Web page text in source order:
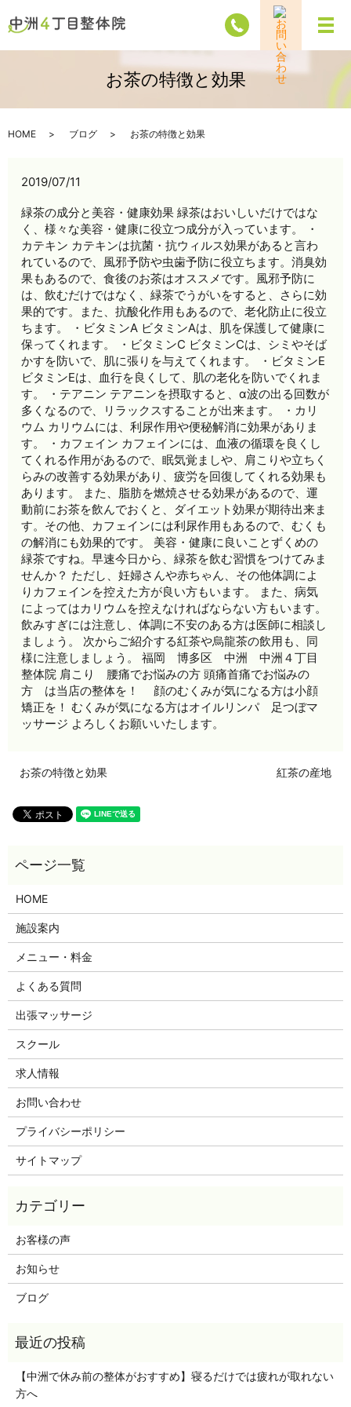
メ
お茶の特徴と効果
HOME ブログ お茶の特徴と効果
2019/07/11
緑茶の成分と美容・健康効果 緑茶はおいしいだけではな
く、様々な美容・健康に役立つ成分が入っています。 ・
カテキン カテキンは抗菌・抗ウィルス効果があると言わ
れているので、風邪予防や虫歯予防に役立ちます。消臭効
果もあるので、食後のお茶はオススメです。風邪予防に
は、飲むだけではなく、緑茶でうがいをすると、さらに効
果的です。また、抗酸化作用もあるので、老化防止に役立
ちます。 ・ビタミンA ビタミンAは、肌を保護して健康に
保ってくれます。 ・ビタミンC ビタミンCは、シミやそば
かすを防いで、肌に張りを与えてくれます。 ・ビタミンE
ビタミンEは、血行を良くして、肌の老化を防いでくれま
す。 ・テアニン テアニンを摂取すると、α波の出る回数が
多くなるので、リラックスすることが出来ます。 ・カリ
ウム カリウムには、利尿作用や便秘解消に効果がありま
す。 ・カフェイン カフェインには、血液の循環を良くし
てくれる作用があるので、眠気覚ましや、肩こりや立ちく
らみの改善する効果があり、疲労を回復してくれる効果も
あります。 また、脂肪を燃焼させる効果があるので、運
動前にお茶を飲んでおくと、ダイエット効果が期待出来ま
す。その他、カフェインには利尿作用もあるので、むくも
の解消にも効果的です。 美容・健康に良いことずくめの
緑茶ですね。早速今日から、緑茶を飲む習慣をつけてみま
せんか？ ただし、妊婦さんや赤ちゃん、その他体調によ
りカフェインを控えた方が良い方もいます。 また、病気
によってはカリウムを控えなければならない方もいます。
飲みすぎには注意し、体調に不安のある方は医師に相談し
ましょう。 次からご紹介する紅茶や烏龍茶の飲用も、同
様に注意しましょう。 福岡 博多区 中洲 中洲４丁目
整体院 肩こり 腰痛でお悩みの方 頭痛首痛でお悩みの
方 は当店の整体を！ 顔のむくみが気になる方は小顔
矯正を！ むくみが気になる方はオイルリンパ 足つぼマ
ッサージ よろしくお願いいたします。
お茶の特徴と効果 紅茶の産地
HOME
施設案内
メニュー・料金
よくある質問
出張マッサージ
スクール
求人情報
お問い合わせ
プライバシーポリシー
サイトマップ
お客様の声
お知らせ
ブログ
【中洲で休み前の整体がおすすめ】寝るだけでは疲れが取れない
方へ